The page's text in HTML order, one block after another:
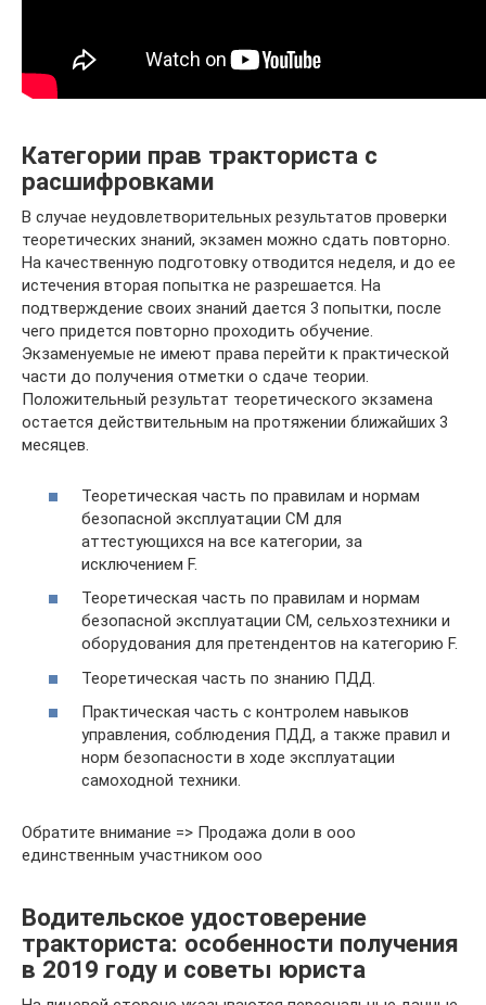
Категории прав тракториста с
расшифровками
В случае неудовлетворительных результатов проверки
теоретических знаний, экзамен можно сдать повторно.
На качественную подготовку отводится неделя, и до ее
истечения вторая попытка не разрешается. На
подтверждение своих знаний дается 3 попытки, после
чего придется повторно проходить обучение.
Экзаменуемые не имеют права перейти к практической
части до получения отметки о сдаче теории.
Положительный результат теоретического экзамена
остается действительным на протяжении ближайших 3
месяцев.
Теоретическая часть по правилам и нормам
безопасной эксплуатации СМ для
аттестующихся на все категории, за
исключением F.
Теоретическая часть по правилам и нормам
безопасной эксплуатации СМ, сельхозтехники и
оборудования для претендентов на категорию F.
Теоретическая часть по знанию ПДД.
Практическая часть с контролем навыков
управления, соблюдения ПДД, а также правил и
норм безопасности в ходе эксплуатации
самоходной техники.
Обратите внимание => Продажа доли в ооо
единственным участником ооо
Водительское удостоверение
тракториста: особенности получения
в 2019 году и советы юриста